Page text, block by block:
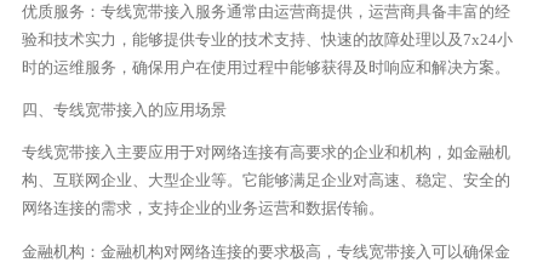
优质服务：专线宽带接入服务通常由运营商提供，运营商具备丰富的经
验和技术实力，能够提供专业的技术支持、快速的故障处理以及7x24小
时的运维服务，确保用户在使用过程中能够获得及时响应和解决方案。
四、专线宽带接入的应用场景
专线宽带接入主要应用于对网络连接有高要求的企业和机构，如金融机
构、互联网企业、大型企业等。它能够满足企业对高速、稳定、安全的
网络连接的需求，支持企业的业务运营和数据传输。
金融机构：金融机构对网络连接的要求极高，专线宽带接入可以确保金